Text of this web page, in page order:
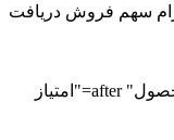
سهم فروش دریافت
[avans-product-score before="با خرید این محصول" after="امتیاز